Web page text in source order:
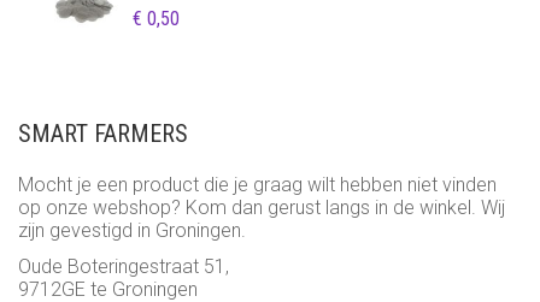
€ 0,50
SMART FARMERS
Mocht je een product die je graag wilt hebben niet vinden
op onze webshop? Kom dan gerust langs in de winkel. Wij
zijn gevestigd in Groningen.
Oude Boteringestraat 51,
9712GE te Groningen